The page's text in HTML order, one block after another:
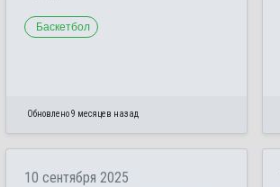
Баскетбол
Обновлено 9 месяцев назад
10 сентября 2025